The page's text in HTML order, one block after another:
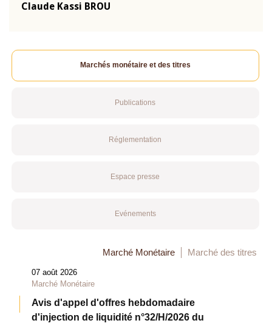
Claude Kassi BROU
Marchés monétaire et des titres
Publications
Réglementation
Espace presse
Evénements
Marché Monétaire Marché des titres
07 août 2026
Marché Monétaire
Avis d'appel d'offres hebdomadaire
d'injection de liquidité n°32/H/2026 du